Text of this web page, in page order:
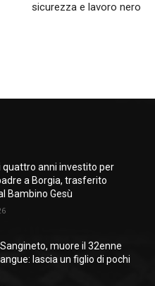
sicurezza e lavoro nero
quattro anni investito per
a Borgia, trasferito
Bambino Gesù
muore il 32enne
lascia un figlio di pochi